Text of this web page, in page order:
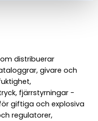
distribuerar
givare och
fjärrstyrningar -
giftiga och explosiva
regulatorer,